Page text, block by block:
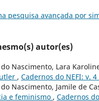
pesquisa avançada por
autor(es)
Nascimento, Lara
, Cadernos do NEFI: v. 4
Nascimento, Jamile de
e feminismo , Cadernos